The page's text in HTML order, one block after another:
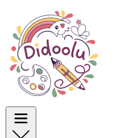
Paska
TOP Sokajy
Ho an’ny Zazalahy
Ho an’ny Zazavavy
Paska
TOP Sokajy
Ho an’ny Zazalahy
Ho an’ny Zazavavy